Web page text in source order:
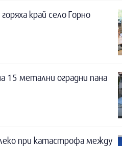
край село Горно
15 метални оградни пана
при катастрофа между